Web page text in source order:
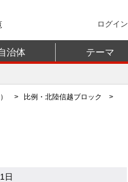
ログイン
治体 テーマ
> 比例・北陸信越ブロック
>
日